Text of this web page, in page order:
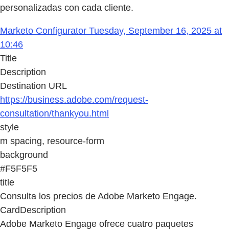
personalizadas con cada cliente.
Marketo Configurator Tuesday, September 16, 2025 at
10:46
Title
Description
Destination URL
https://business.adobe.com/request-
consultation/thankyou.html
style
m spacing, resource-form
background
#F5F5F5
title
Consulta los precios de Adobe Marketo Engage.
CardDescription
Adobe Marketo Engage ofrece cuatro paquetes